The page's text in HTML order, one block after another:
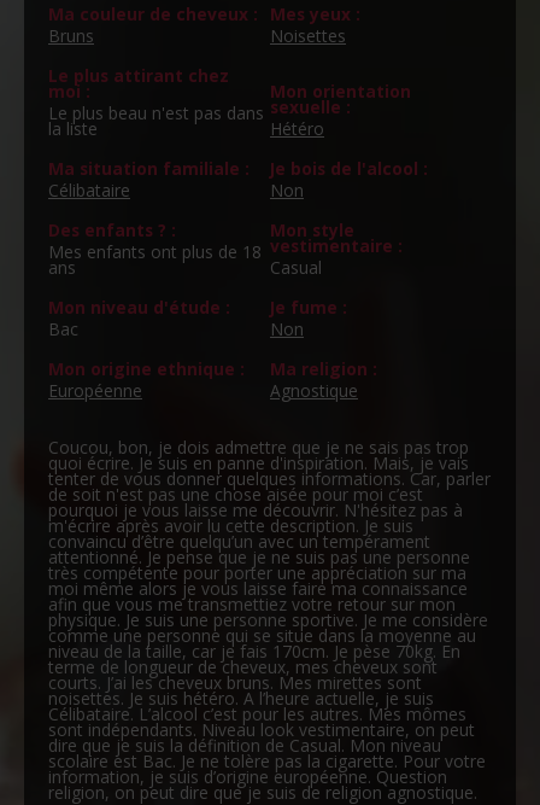
Ma couleur de cheveux :
Bruns
Mes yeux :
Noisettes
Le plus attirant chez
moi :
Le plus beau n'est pas dans
la liste
Mon orientation
sexuelle :
Hétéro
Ma situation familiale :
Célibataire
Je bois de l'alcool :
Non
Des enfants ? :
Mes enfants ont plus de 18
ans
Mon style
vestimentaire :
Casual
Mon niveau d'étude :
Bac
Je fume :
Non
Mon origine ethnique :
Européenne
Ma religion :
Agnostique
Coucou, bon, je dois admettre que je ne sais pas trop
quoi écrire. Je suis en panne d'inspiration. Mais, je vais
tenter de vous donner quelques informations. Car, parler
de soit n'est pas une chose aisée pour moi c’est
pourquoi je vous laisse me découvrir. N'hésitez pas à
m'écrire après avoir lu cette description. Je suis
convaincu d’être quelqu’un avec un tempérament
attentionné. Je pense que je ne suis pas une personne
très compétente pour porter une appréciation sur ma
moi même alors je vous laisse faire ma connaissance
afin que vous me transmettiez votre retour sur mon
physique. Je suis une personne sportive. Je me considère
comme une personne qui se situe dans la moyenne au
niveau de la taille, car je fais 170cm. Je pèse 70kg. En
terme de longueur de cheveux, mes cheveux sont
courts. J’ai les cheveux bruns. Mes mirettes sont
noisettes. Je suis hétéro. A l’heure actuelle, je suis
Célibataire. L’alcool c’est pour les autres. Mes mômes
sont indépendants. Niveau look vestimentaire, on peut
dire que je suis la définition de Casual. Mon niveau
scolaire est Bac. Je ne tolère pas la cigarette. Pour votre
information, je suis d’origine européenne. Question
religion, on peut dire que je suis de religion agnostique.